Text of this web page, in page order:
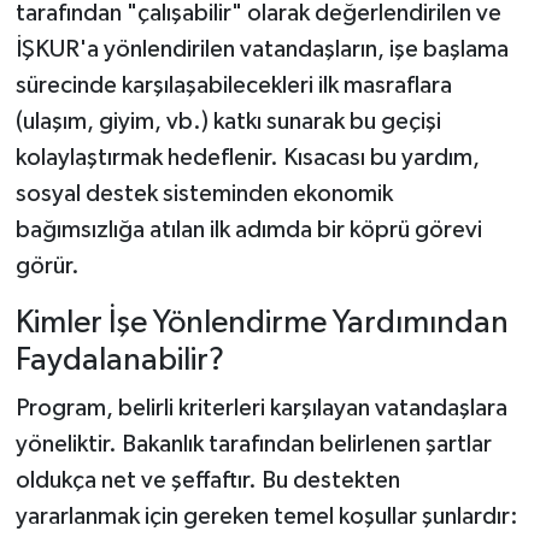
tarafından "çalışabilir" olarak değerlendirilen ve
İŞKUR'a yönlendirilen vatandaşların, işe başlama
sürecinde karşılaşabilecekleri ilk masraflara
(ulaşım, giyim, vb.) katkı sunarak bu geçişi
kolaylaştırmak hedeflenir. Kısacası bu yardım,
sosyal destek sisteminden ekonomik
bağımsızlığa atılan ilk adımda bir köprü görevi
görür.
Kimler İşe Yönlendirme Yardımından
Faydalanabilir?
Program, belirli kriterleri karşılayan vatandaşlara
yöneliktir. Bakanlık tarafından belirlenen şartlar
oldukça net ve şeffaftır. Bu destekten
yararlanmak için gereken temel koşullar şunlardır: